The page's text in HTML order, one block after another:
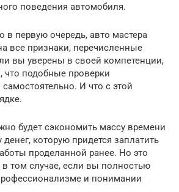
поведения автомобиля.
в первую очередь, авто мастера
все признаки, перечисленные
вы уверены в своей компетенции,
что подобные проверки
И что с этой
будет сэкономить массу времени
которую придется заплатить
проделанной ранее. Но это
в том случае, если вы полностью
и понимании